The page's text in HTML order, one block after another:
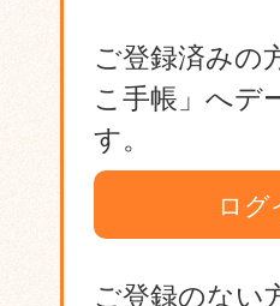
ご登録済みの
こ手帳」へデ
す。
ロ
ご登録のない